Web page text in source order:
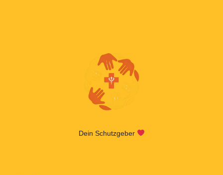
Dein Schutzgeber